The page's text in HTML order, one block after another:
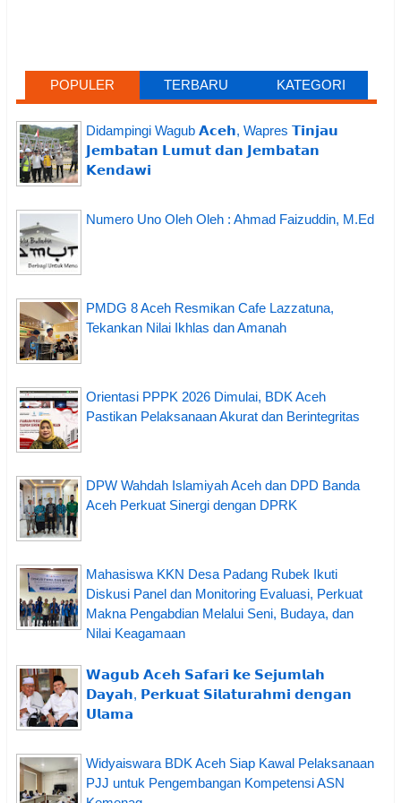
POPULER TERBARU KATEGORI
Didampingi Wagub 𝗔𝗰𝗲𝗵, Wapres 𝗧𝗶𝗻𝗷𝗮𝘂
𝗝𝗲𝗺𝗯𝗮𝘁𝗮𝗻 𝗟𝘂𝗺𝘂𝘁 𝗱𝗮𝗻 𝗝𝗲𝗺𝗯𝗮𝘁𝗮𝗻
𝗞𝗲𝗻𝗱𝗮𝘄𝗶
Numero Uno Oleh Oleh : Ahmad Faizuddin, M.Ed
PMDG 8 Aceh Resmikan Cafe Lazzatuna,
Tekankan Nilai Ikhlas dan Amanah
Orientasi PPPK 2026 Dimulai, BDK Aceh
Pastikan Pelaksanaan Akurat dan Berintegritas
DPW Wahdah Islamiyah Aceh dan DPD Banda
Aceh Perkuat Sinergi dengan DPRK
Mahasiswa KKN Desa Padang Rubek Ikuti
Diskusi Panel dan Monitoring Evaluasi, Perkuat
Makna Pengabdian Melalui Seni, Budaya, dan
Nilai Keagamaan
𝗪𝗮𝗴𝘂𝗯 𝗔𝗰𝗲𝗵 𝗦𝗮𝗳𝗮𝗿𝗶 𝗸𝗲 𝗦𝗲𝗷𝘂𝗺𝗹𝗮𝗵
𝗗𝗮𝘆𝗮𝗵, 𝗣𝗲𝗿𝗸𝘂𝗮𝘁 𝗦𝗶𝗹𝗮𝘁𝘂𝗿𝗮𝗵𝗺𝗶 𝗱𝗲𝗻𝗴𝗮𝗻
𝗨𝗹𝗮𝗺𝗮
Widyaiswara BDK Aceh Siap Kawal Pelaksanaan
PJJ untuk Pengembangan Kompetensi ASN